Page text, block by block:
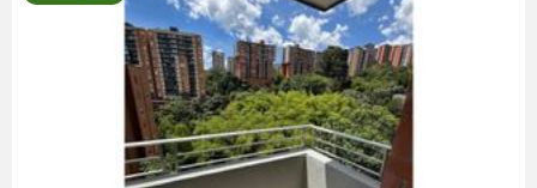
VER DETALLES